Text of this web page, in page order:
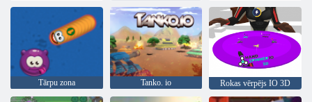
Tārpu zona Tanko. io Rokas vērpējs IO 3D